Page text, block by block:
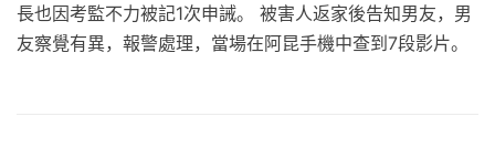
長也因考監不力被記1次申誡。 被害人返家後告知男友，男
友察覺有異，報警處理，當場在阿昆手機中查到7段影片。